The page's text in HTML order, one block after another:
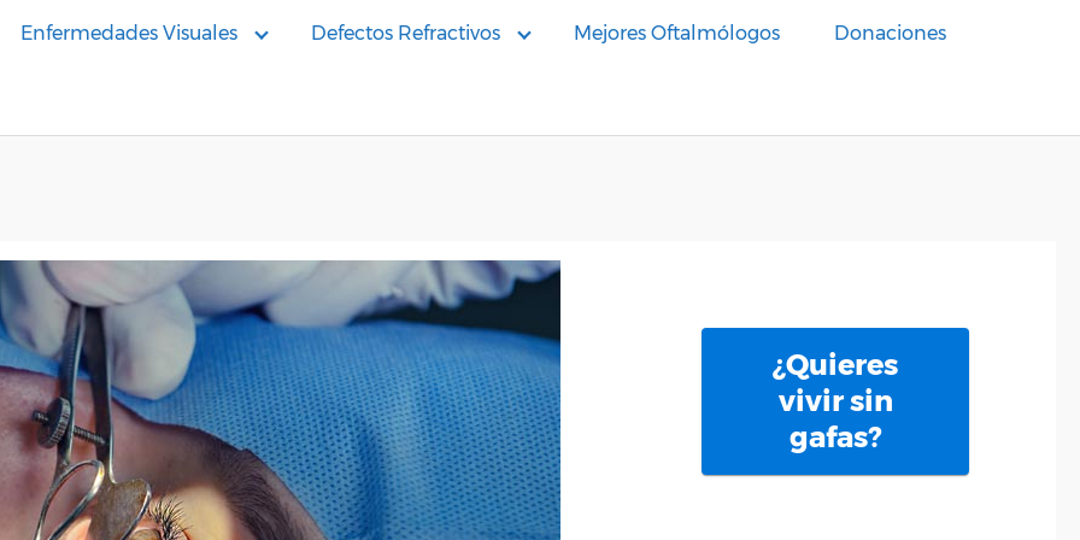
Enfermedades Visuales Defectos Refractivos Mejores Oftalmólogos Donaciones
¿Quieres
vivir sin
gafas?